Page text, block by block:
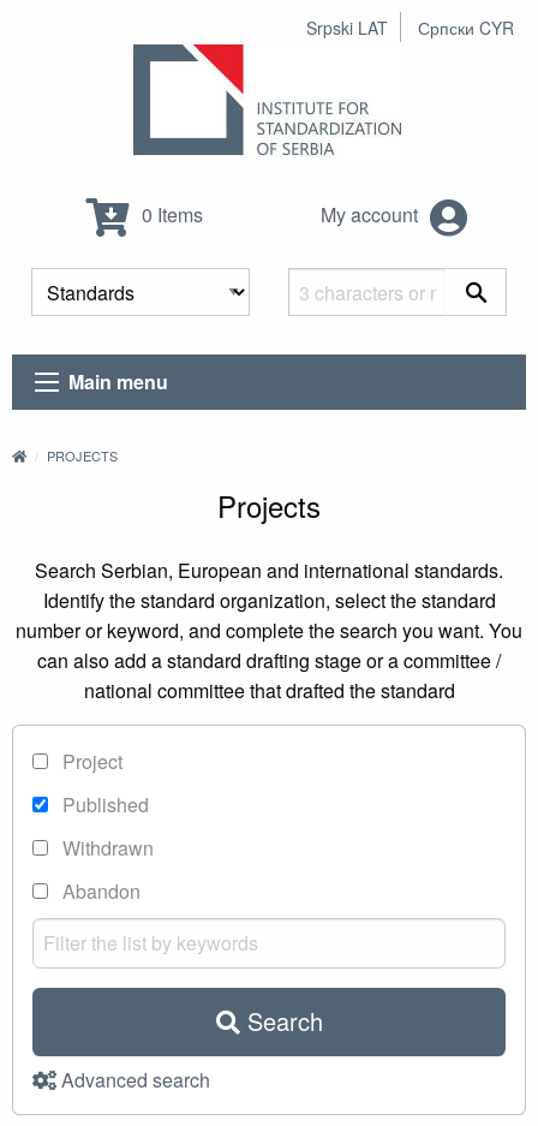
Srpski LAT Српски CYR
0 Items My account
Main menu
PROJECTS
Projects
Search Serbian, European and international standards.
Identify the standard organization, select the standard
number or keyword, and complete the search you want. You
can also add a standard drafting stage or a committee /
national committee that drafted the standard
Project
Published
Withdrawn
Abandon
Search
Advanced search